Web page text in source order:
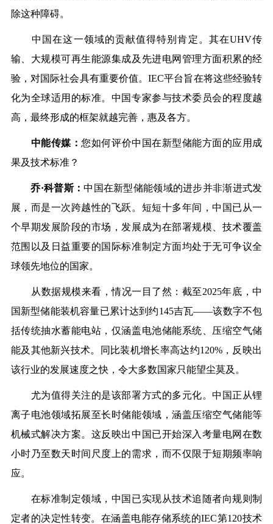
除这种障碍。
中国在这一领域的贡献值得特别肯定。其在UHV传
输、大规模可再生能源集成及先进电网管理方面积累的经
验，对国际社会具有重要价值。IEC平台旨在将这些经验转
化为全球适用的标准。中国专家参与技术委员会的程度越
高，最终形成的框架就越完善，惠及各方。
中能传媒：您如何评价中国在新型储能方面的应用成
果及技术标准？
乔·科普斯：中国在新型储能领域的进步并非渐进式发
展，而是一次跨越性的飞跃。短短十多年间，中国已从一
个早期发展阶段的市场，发展成为在部署规模、技术覆盖
范围以及日益重要的国际标准制定方面均处于无可争议全
球领先地位的国家。
从数据规模来看，情况一目了然：截至2025年底，中
国新型储能装机容量已累计达到约145吉瓦——该数字不包
括传统抽水蓄能电站，仅涵盖电池储能系统、压缩空气储
能及其他新兴技术。同比装机增长率高达约120%，反映出
该行业的发展速度之快，令大多数国家只能望尘莫及。
尤为值得关注的是该部署方式的多元化。中国正从锂
离子电池领域拓展至长时储能领域，涵盖压缩空气储能等
机械式解决方案。这反映出中国已开始深入考量电网在数
小时乃至数天时间尺度上的需求，而不仅限于短期频率响
应。
在标准制定领域，中国已实现从技术追随者向规则制
定者的决定性转变。在涵盖电能存储系统的IEC第120技术